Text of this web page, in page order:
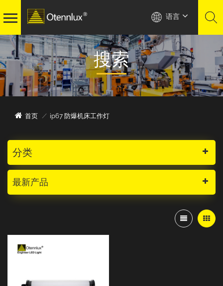
语言
搜索
首页 / ip67 防爆机床工作灯
分类
最新产品